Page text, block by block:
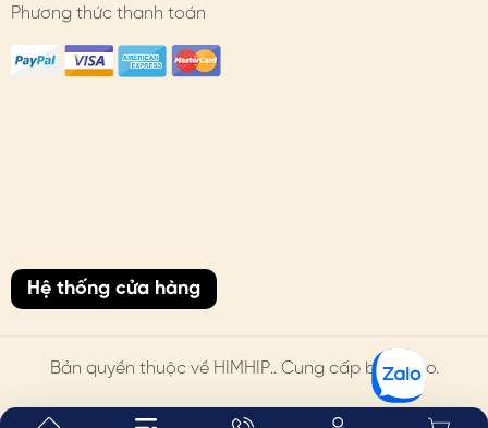
Phương thức thanh toán
Hệ thống cửa hàng
Bản quyền thuộc về HIMHIP.. Cung cấp bởi Sapo.